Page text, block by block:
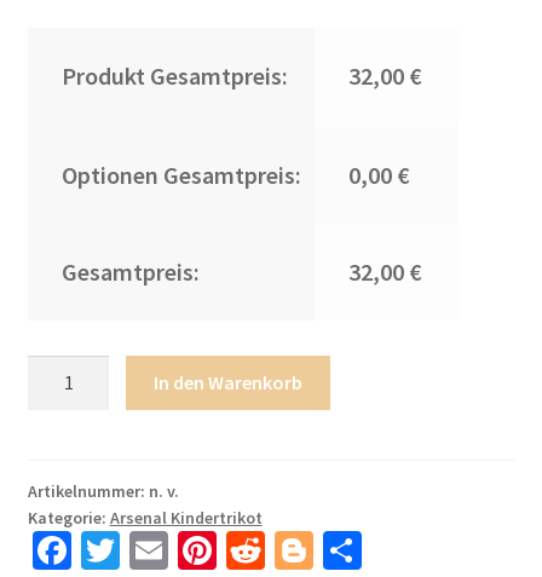
Produkt Gesamtpreis: 32,00 €
Optionen Gesamtpreis: 0,00 €
Gesamtpreis: 32,00 €
3rd
trikot
Kinder
In den Warenkorb
Artikelnummer: n. v.
Kategorie: Arsenal Kindertrikot
Fa T E Pi R Bl T